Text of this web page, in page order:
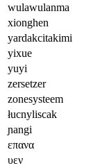
wulawulanma
xionghen
yardakcitakimi
yixue
yuyi
zersetzer
zonesysteem
łucnyliscak
ɲangi
επανα
υεν